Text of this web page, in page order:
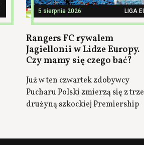
5 sierpnia 2026 LIGA
Rangers FC rywalem
Jagiellonii w Lidze Europy.
Czy mamy się czego bać?
Już w ten czwartek zdobywcy
Pucharu Polski zmierzą się z
drużyną szkockiej Premiership